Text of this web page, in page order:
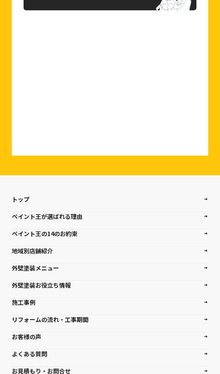
トップ
ペイント王が選ばれる理由
ペイント王の14のお約束
地域別店舗紹介
外壁塗装メニュー
外壁塗装お役立ち情報
施工事例
リフォームの流れ・工事期間
お客様の声
よくある質問
お見積もり・お問合せ